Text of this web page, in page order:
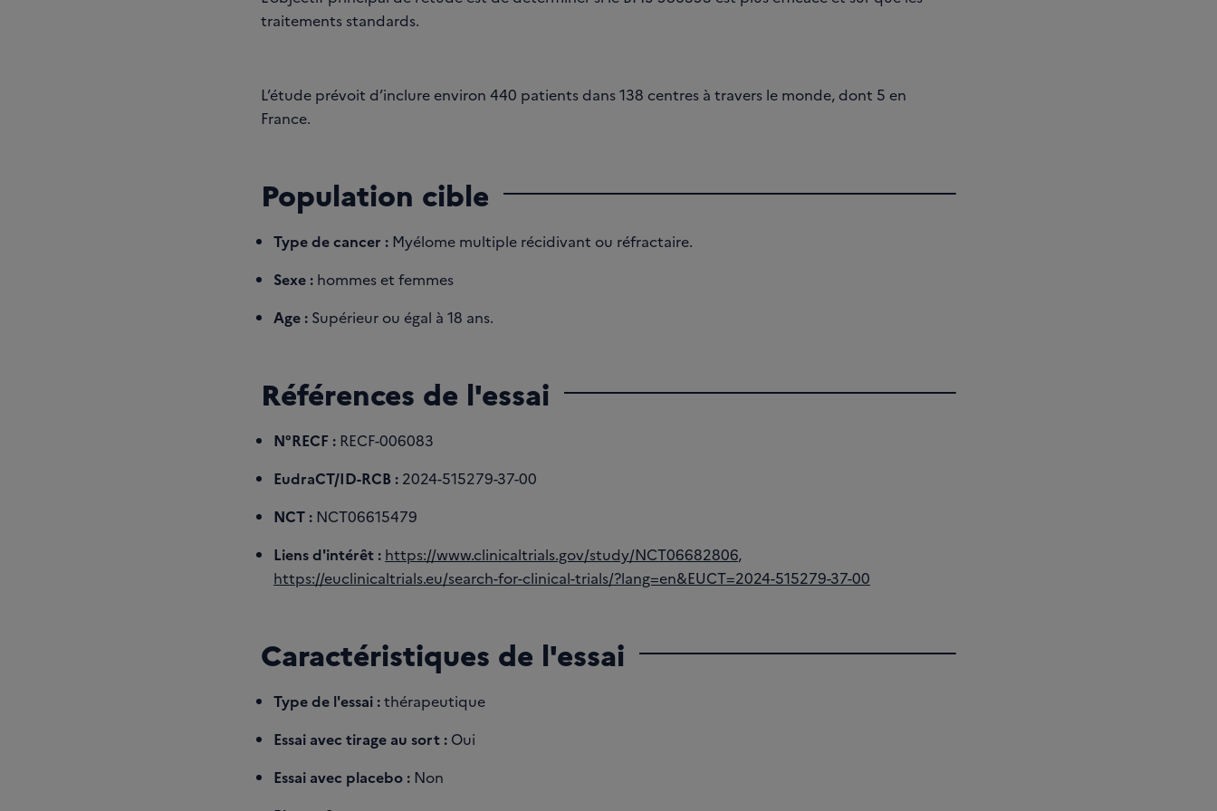
traitements standards.
L’étude prévoit d’inclure environ 440 patients dans 138 centres à travers le monde, dont 5 en
France.
Population cible
Type de cancer : Myélome multiple récidivant ou réfractaire.
Sexe : hommes et femmes
Age : Supérieur ou égal à 18 ans.
Références de l'essai
N°RECF : RECF-006083
EudraCT/ID-RCB : 2024-515279-37-00
NCT : NCT06615479
Liens d'intérêt : https://www.clinicaltrials.gov/study/NCT06682806,
https://euclinicaltrials.eu/search-for-clinical-trials/?lang=en&EUCT=2024-515279-37-00
Caractéristiques de l'essai
Type de l'essai :thérapeutique
Essai avec tirage au sort : Oui
Essai avec placebo : Non